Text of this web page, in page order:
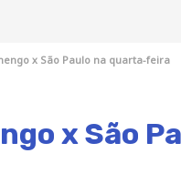
x São Paulo na quarta-feira
x São